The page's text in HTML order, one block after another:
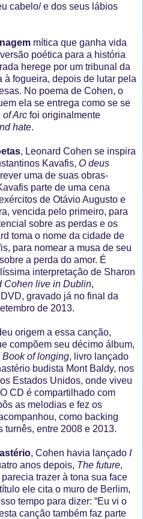
cabelo/ e dos seus lábios
mítica que ganha vida
poética para a história
herege por um tribunal da
à fogueira, depois de lutar pela
No poema de Cohen, o
ela se entrega como se se
of Arc foi originalmente
hate.
, Leonard Cohen se inspira
Kavafis, O deus
uma de suas obras-
parte de uma cena
de Otávio Augusto e
vencida pelo primeiro, para
sobre as perdas e os
toma o nome da cidade de
para nomear a musa de seu
a perda do amor. É
interpretação de Sharon
Cohen live in Dublin,
gravado já no final da
de 2013.
origem a essa canção,
compõem seu décimo álbum,
Book of longing, livro lançado
budista Mont Baldy, nos
Estados Unidos, onde viveu
CD é compartilhado com
as melodias e fez os
como backing
turnês, entre 2008 e 2013.
, Cohen havia lançado I
anos depois, The future,
trazer à tona sua face
ele cita o muro de Berlim,
tempo para dizer: “Eu vi o
canção também faz parte